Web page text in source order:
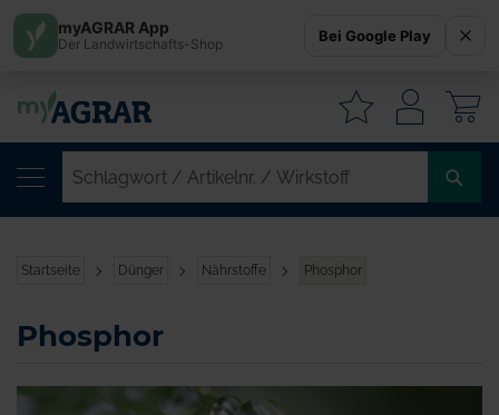
Startseite Dünger Nährstoffe Phosphor
Phosphor
myAGRAR App
Der Landwirtschafts-Shop Bei Google Play